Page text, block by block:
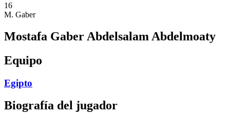
16
M. Gaber
Mostafa Gaber Abdelsalam Abdelmoaty
Equipo
Egipto
Biografía del jugador